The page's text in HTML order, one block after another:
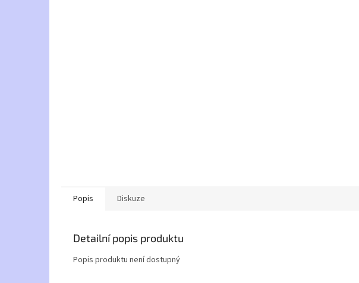
Popis Diskuze
Detailní popis produktu
Popis produktu není dostupný